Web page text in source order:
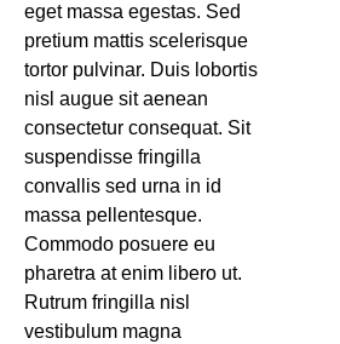
eget massa egestas. Sed
pretium mattis scelerisque
tortor pulvinar. Duis lobortis
nisl augue sit aenean
consectetur consequat. Sit
suspendisse fringilla
convallis sed urna in id
massa pellentesque.
Commodo posuere eu
pharetra at enim libero ut.
Rutrum fringilla nisl
vestibulum magna